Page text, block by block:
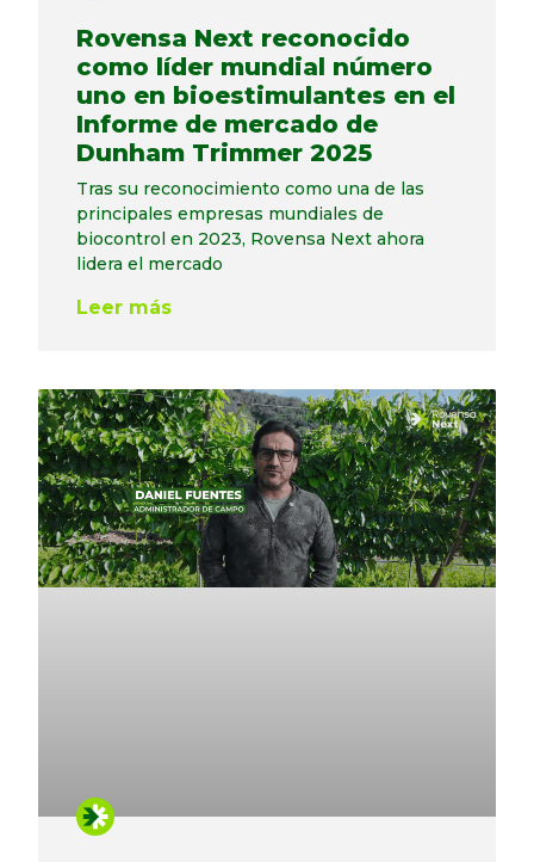
Rovensa Next reconocido
como líder mundial número
uno en bioestimulantes en el
Informe de mercado de
Dunham Trimmer 2025
Tras su reconocimiento como una de las
principales empresas mundiales de
biocontrol en 2023, Rovensa Next ahora
lidera el mercado
Leer más